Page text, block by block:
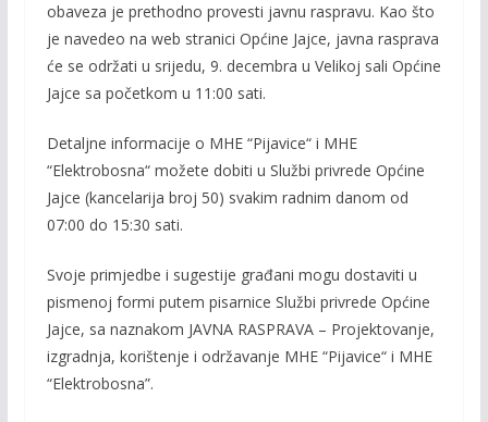
obaveza je prethodno provesti javnu raspravu. Kao što
je navedeo na web stranici Općine Jajce, javna rasprava
će se održati u srijedu, 9. decembra u Velikoj sali Općine
Jajce sa početkom u 11:00 sati.
Detaljne informacije o MHE “Pijavice“ i MHE
“Elektrobosna“ možete dobiti u Službi privrede Općine
Jajce (kancelarija broj 50) svakim radnim danom od
07:00 do 15:30 sati.
Svoje primjedbe i sugestije građani mogu dostaviti u
pismenoj formi putem pisarnice Službi privrede Općine
Jajce, sa naznakom JAVNA RASPRAVA – Projektovanje,
izgradnja, korištenje i održavanje MHE “Pijavice“ i MHE
“Elektrobosna”.